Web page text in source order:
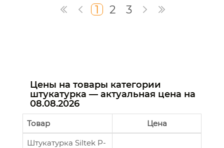
1 2 3
Цены на товары категории
штукатурка — актуальная цена на
08.08.2026
Товар Цена
Штукатурка Siltek P-